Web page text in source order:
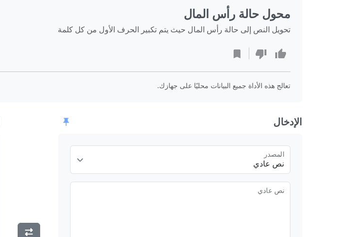
محول حالة رأس المال
تحويل النص إلى حالة رأس المال حيث يتم تكبير الحرف الأول من كل كلمة
تعالج هذه الأداة جميع البيانات محليًا على جهازك.
الإدخال
نص عادي
المصدر
نص عادي